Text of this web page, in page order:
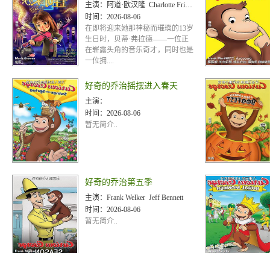
主演：
阿道·欧汉隆 Charlotte Friels Sarah Aubrey 艾德·伯恩 Semisi
时间： 2026-08-06
在即将迎来她那神秘而璀璨的13岁
生日时，贝蒂·弗拉德——一位正
在崭露头角的音乐奇才，同时也是
一位拥....
好奇的乔治摇摆进入春天
主演：
时间： 2026-08-06
暂无简介..
好奇的乔治第五季
主演： Frank Welker Jeff Bennett
时间： 2026-08-06
暂无简介..